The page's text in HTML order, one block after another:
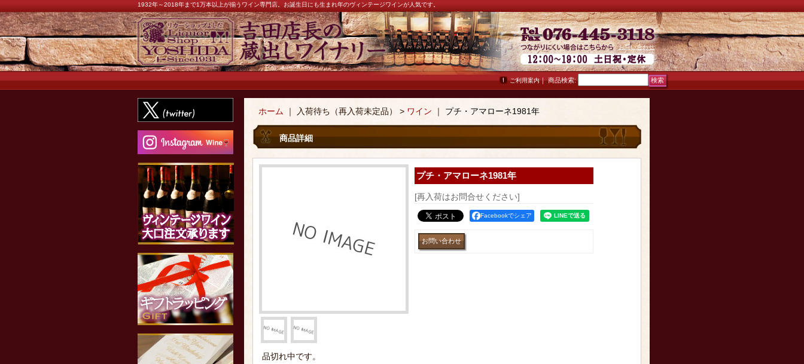
1932年～2018年まで1万本以上が揃うワイン専門店。お誕生日にも生まれ年のヴィンテージワインが人気です。
ご利用案内｜
お問い合わせ
商品検索:
ホーム ｜ 入荷待ち（再入荷未定品） > ワイン ｜ プチ・アマローネ1981年
商品詳細
プチ・アマローネ1981年
[再入荷はお問合せください]
Facebookでシェア
品切れ中です。